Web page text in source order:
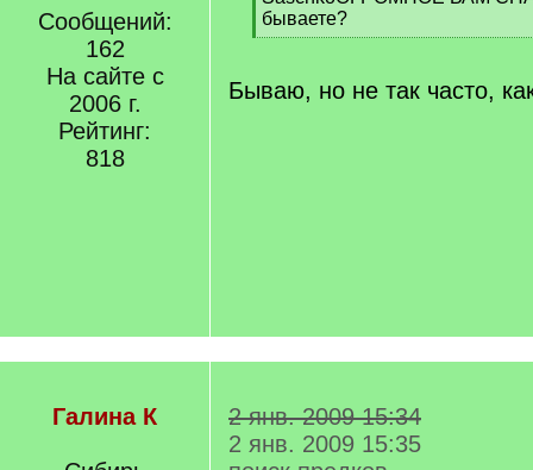
Сообщений:
162
На сайте с
2006 г.
Рейтинг:
818
]бываете?
[
q
]
Бываю, но не так часто,
Галина К
2 янв. 2009 15:34
2 янв. 2009 15:35